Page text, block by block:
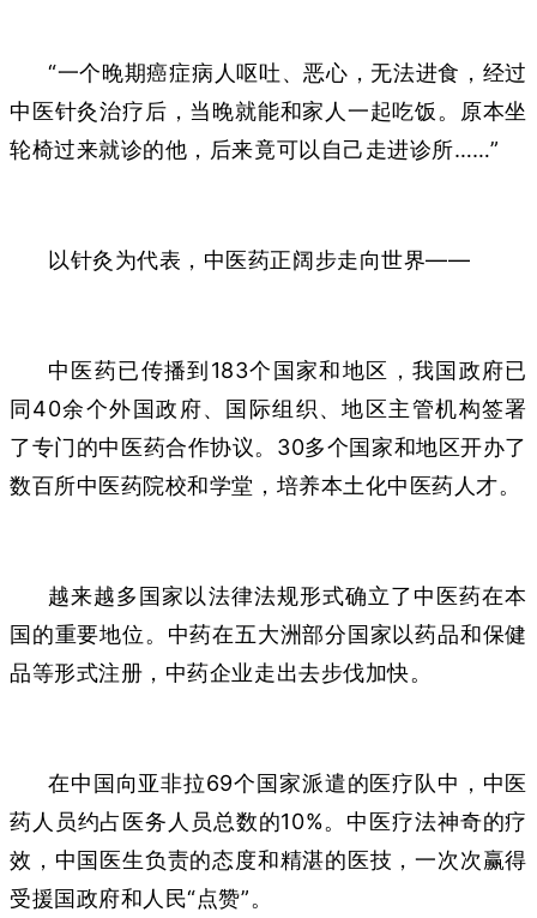
“一个晚期癌症病人呕吐、恶心，无法进食，经过
中医针灸治疗后，当晚就能和家人一起吃饭。原本坐
轮椅过来就诊的他，后来竟可以自己走进诊所……”
以针灸为代表，中医药正阔步走向世界——
中医药已传播到183个国家和地区，我国政府已
同40余个外国政府、国际组织、地区主管机构签署
了专门的中医药合作协议。30多个国家和地区开办了
数百所中医药院校和学堂，培养本土化中医药人才。
越来越多国家以法律法规形式确立了中医药在本
国的重要地位。中药在五大洲部分国家以药品和保健
品等形式注册，中药企业走出去步伐加快。
在中国向亚非拉69个国家派遣的医疗队中，中医
药人员约占医务人员总数的10%。中医疗法神奇的疗
效，中国医生负责的态度和精湛的医技，一次次赢得
受援国政府和人民“点赞”。